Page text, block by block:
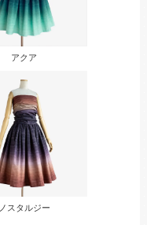
アクア
ノスタルジー